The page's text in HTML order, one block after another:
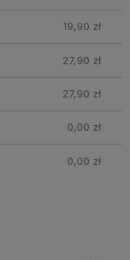
19,90 zł
27,90 zł
27,90 zł
0,00 zł
0,00 zł